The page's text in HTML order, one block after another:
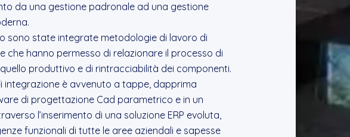
da una gestione padronale ad una gestione
sono state integrate metodologie di lavoro di
che hanno permesso di relazionare il processo di
produttivo e di rintracciabilità dei componenti.
integrazione è avvenuto a tappe, dapprima
di progettazione Cad parametrico e in un
l’inserimento di una soluzione ERP evoluta,
funzionali di tutte le aree aziendali e sapesse